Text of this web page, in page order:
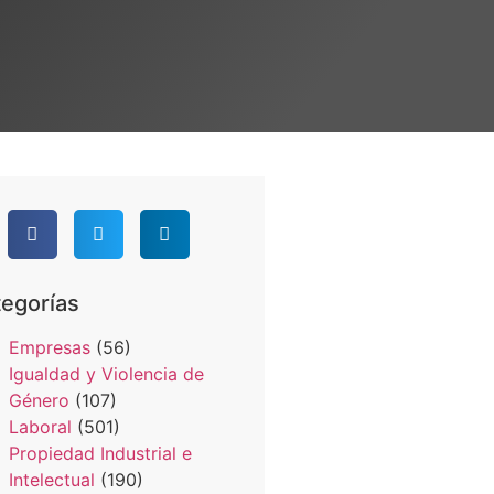
Empresas (56)
Igualdad y Violencia de
Género (107)
Laboral (501)
Propiedad Industrial e
Intelectual (190)